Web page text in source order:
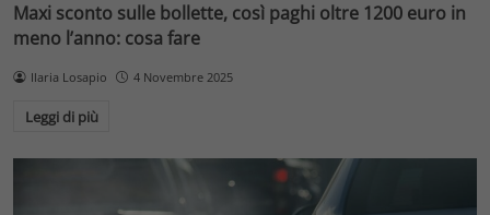
Maxi sconto sulle bollette, così paghi oltre 1200 euro in
meno l’anno: cosa fare
Ilaria Losapio 4 Novembre 2025
Leggi di più